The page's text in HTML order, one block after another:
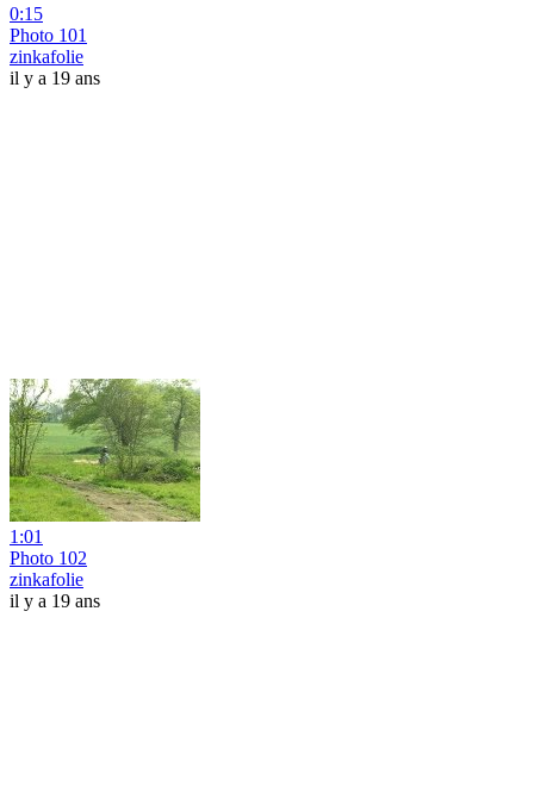
0:15
Photo 101
zinkafolie
il y a 19 ans
1:01
Photo 102
zinkafolie
il y a 19 ans